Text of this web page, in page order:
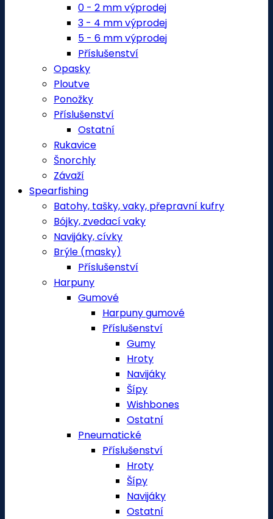
0 - 2 mm výprodej
3 - 4 mm výprodej
5 - 6 mm výprodej
Příslušenství
Opasky
Ploutve
Ponožky
Příslušenství
Ostatní
Rukavice
Šnorchly
Závaží
Spearfishing
Batohy, tašky, vaky, přepravní kufry
Bójky, zvedací vaky
Navijáky, cívky
Brýle (masky)
Příslušenství
Harpuny
Gumové
Harpuny gumové
Příslušenství
Gumy
Hroty
Navijáky
Šípy
Wishbones
Ostatní
Pneumatické
Příslušenství
Hroty
Šípy
Navijáky
Ostatní